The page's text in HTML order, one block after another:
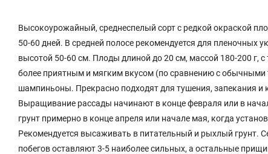
Высокоурожайный, среднеспелый сорт с редкой окраской
50-60 дней. В средней полосе рекомендуется для пленочных
высотой 50-60 см. Плоды длиной до 20 см, массой 180-200 г,
более приятным и мягким вкусом (по сравнению с
шампиньоны. Прекрасно подходят для тушения, запекания и
Выращивание рассады начинают в конце февраля или в
грунт примерно в конце апреля или начале мая, когда
Рекомендуется высаживать в питательный и рыхлый грунт.
побегов оставляют 3-5 наиболее сильных, а остальные